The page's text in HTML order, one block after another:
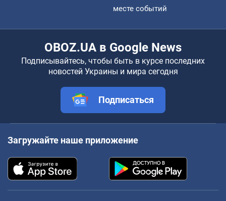
месте событий
OBOZ.UA в Google News
Подписывайтесь, чтобы быть в курсе последних
новостей Украины и мира сегодня
Подписаться
Загружайте наше приложение